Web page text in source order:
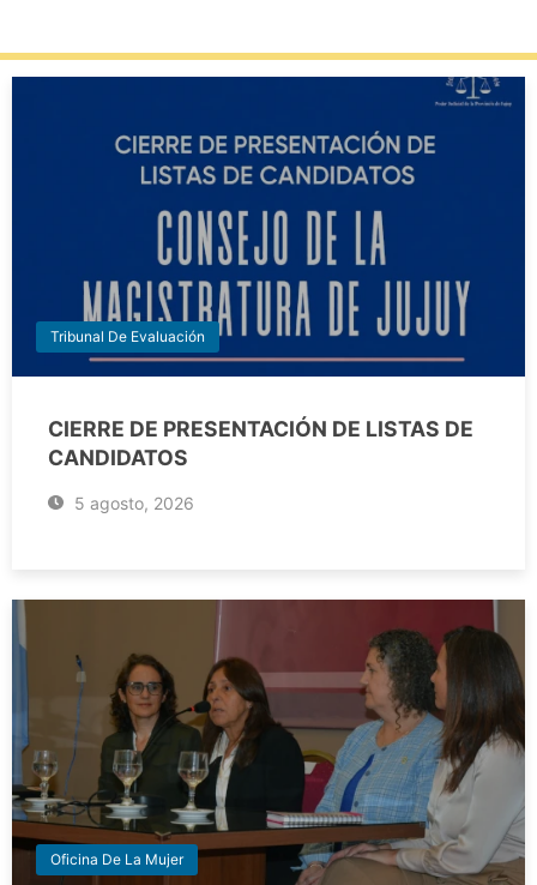
Tribunal De Evaluación
CIERRE DE PRESENTACIÓN DE LISTAS DE
CANDIDATOS
5 agosto, 2026
Oficina De La Mujer